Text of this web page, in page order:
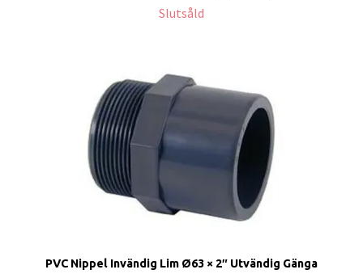
Slutsåld
PVC Nippel Invändig Lim Ø63 × 2″ Utvändig Gänga